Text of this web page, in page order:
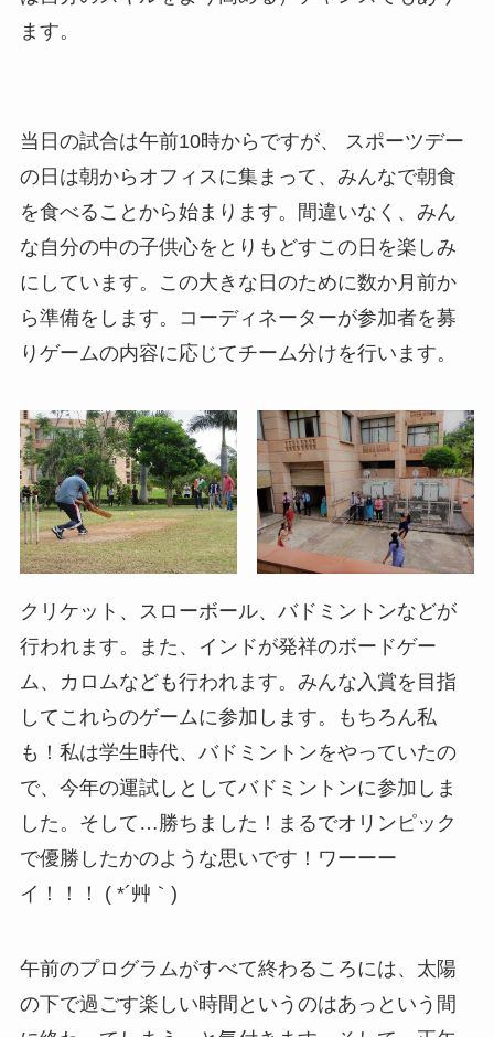
ます。
当日の試合は午前10時からですが、 スポーツデー
の日は朝からオフィスに集まって、みんなで朝食
を食べることから始まります。間違いなく、みん
な自分の中の子供心をとりもどすこの日を楽しみ
にしています。この大きな日のために数か月前か
ら準備をします。コーディネーターが参加者を募
りゲームの内容に応じてチーム分けを行います。
クリケット、スローボール、バドミントンなどが
行われます。また、インドが発祥のボードゲー
ム、カロムなども行われます。みんな入賞を目指
してこれらのゲームに参加します。もちろん私
も！私は学生時代、バドミントンをやっていたの
で、今年の運試しとしてバドミントンに参加しま
した。そして…勝ちました！まるでオリンピック
で優勝したかのような思いです！ワーーー
イ！！！ ( *´艸｀)
午前のプログラムがすべて終わるころには、太陽
の下で過ごす楽しい時間というのはあっという間